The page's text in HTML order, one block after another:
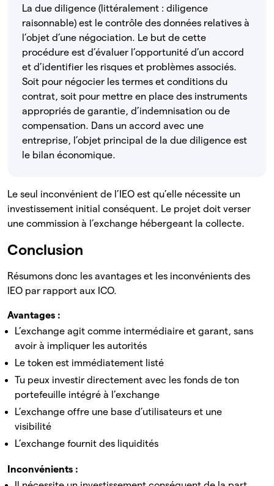
La due diligence (littéralement : diligence
raisonnable) est le contrôle des données relatives à
l’objet d’une négociation. Le but de cette
procédure est d’évaluer l’opportunité d’un accord
et d’identifier les risques et problèmes associés.
Soit pour négocier les termes et conditions du
contrat, soit pour mettre en place des instruments
appropriés de garantie, d’indemnisation ou de
compensation. Dans un accord avec une
entreprise, l’objet principal de la due diligence est
le bilan économique.
Le seul inconvénient de l’IEO est qu’elle nécessite un
investissement initial conséquent. Le projet doit verser
une commission à l’exchange hébergeant la collecte.
Conclusion
Résumons donc les avantages et les inconvénients des
IEO par rapport aux ICO.
Avantages :
L’exchange agit comme intermédiaire et garant, sans
avoir à impliquer les autorités
Le token est immédiatement listé
Tu peux investir directement avec les fonds de ton
portefeuille intégré à l’exchange
L’exchange offre une base d’utilisateurs et une
visibilité
L’exchange fournit des liquidités
Inconvénients :